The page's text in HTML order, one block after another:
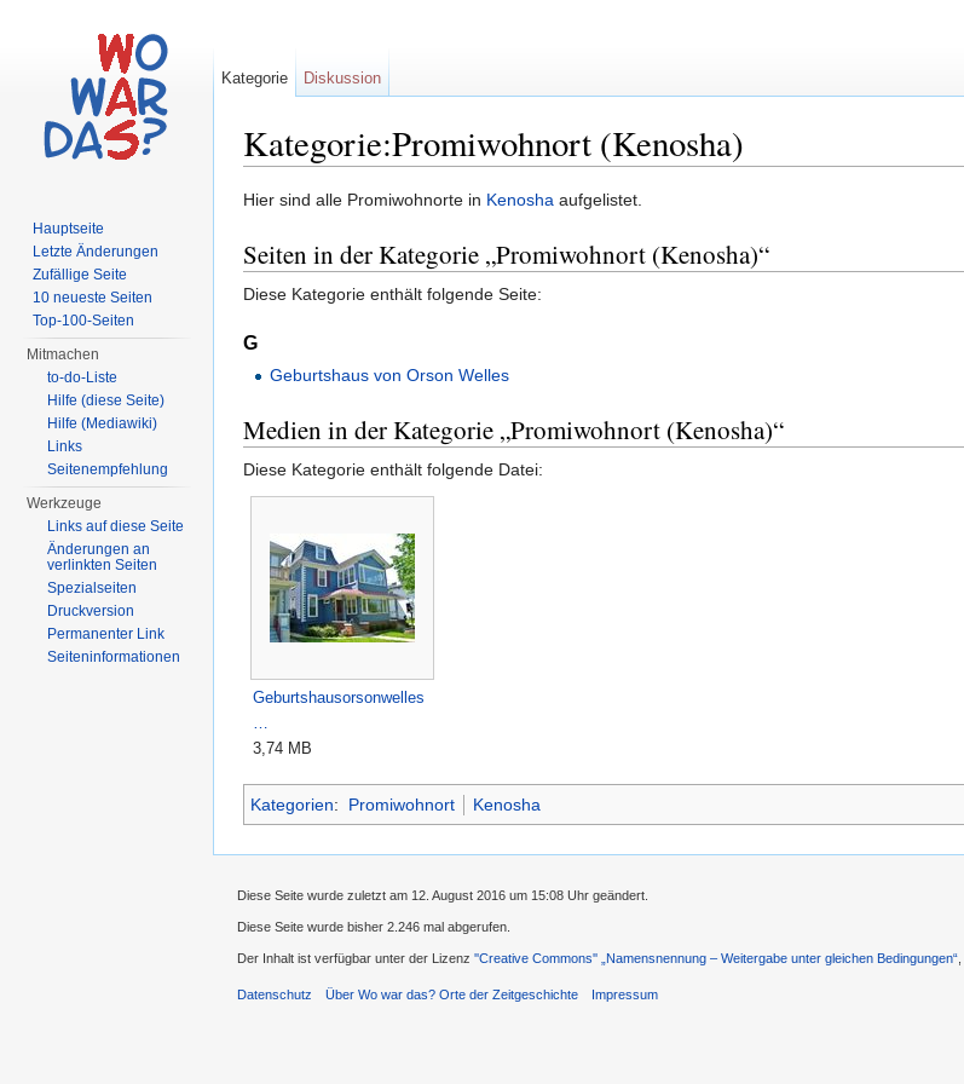
Kategorie:Promiwohnort (Kenosha)
Hier sind alle Promiwohnorte in Kenosha aufgelistet.
Seiten in der Kategorie „Promiwohnort (Kenosha)“
Diese Kategorie enthält folgende Seite:
G
Geburtshaus von Orson Welles
Medien in der Kategorie „Promiwohnort (Kenosha)“
Diese Kategorie enthält folgende Datei:
Geburtshausorsonwelles
3,74 MB
Kategorien: Promiwohnort Kenosha
Kategorie Diskussion
Hauptseite
Letzte Änderungen
Zufällige Seite
10 neueste Seiten
Top-100-Seiten
Mitmachen
to-do-Liste
Hilfe (diese Seite)
Hilfe (Mediawiki)
Links
Seitenempfehlung
Werkzeuge
Links auf diese Seite
Änderungen an
verlinkten Seiten
Spezialseiten
Druckversion
Permanenter Link
Seiteninformationen
Diese Seite wurde zuletzt am 12. August 2016 um 15:08 Uhr geändert.
Diese Seite wurde bisher 2.246 mal abgerufen.
Der Inhalt ist verfügbar unter der Lizenz ''Creative Commons'' „Namensnennung – Weitergabe unter gleichen Bedingungen“
Datenschutz Über Wo war das? Orte der Zeitgeschichte Impressum